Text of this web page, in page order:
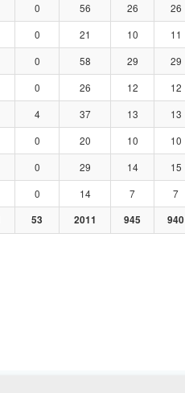
0 56 26 26
0 21 10 11
0 58 29 29
0 26 12 12
4 37 13 13
0 20 10 10
0 29 14 15
0 14 7 7
53 2011 945 940